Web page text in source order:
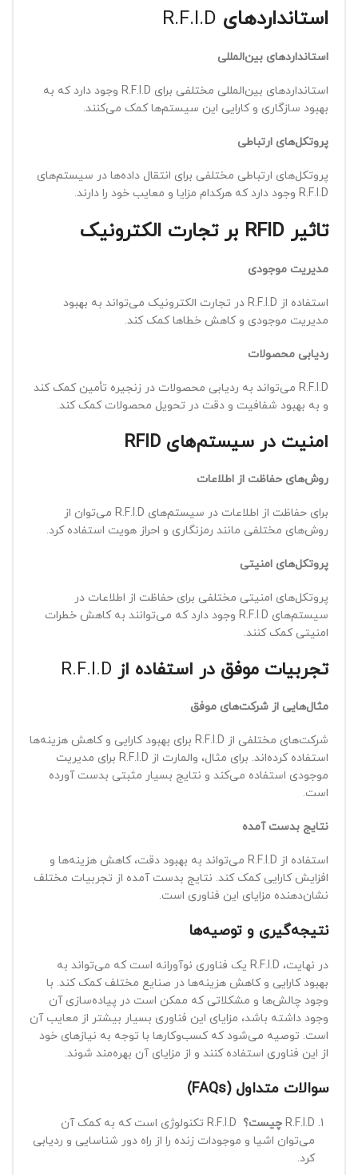
استانداردهای
استانداردهای بین‌المللی
استانداردهای بین‌المللی مختلفی برای R.F.I.D وجود دارد که به
بهبود سازگاری و کارایی این سیستم‌ها کمک می‌کنند.
پروتکل‌های ارتباطی
پروتکل‌های ارتباطی مختلفی برای انتقال داده‌ها در سیستم‌های
R.F.I.D وجود دارد که هرکدام مزایا و معایب خود را دارند.
تاثیر بر تجارت الکترونیک
مدیریت موجودی
استفاده از R.F.I.D در تجارت الکترونیک می‌تواند به بهبود
مدیریت موجودی و کاهش خطاها کمک کند.
ردیابی محصولات
R.F.I.D می‌تواند به ردیابی محصولات در زنجیره تأمین کمک کند
و به بهبود شفافیت و دقت در تحویل محصولات کمک کند.
امنیت در سیستم‌های
روش‌های حفاظت از اطلاعات
برای حفاظت از اطلاعات در سیستم‌های R.F.I.D می‌توان از
روش‌های مختلفی مانند رمزنگاری و احراز هویت استفاده کرد.
پروتکل‌های امنیتی
پروتکل‌های امنیتی مختلفی برای حفاظت از اطلاعات در
سیستم‌های R.F.I.D وجود دارد که می‌توانند به کاهش خطرات
امنیتی کمک کنند.
تجربیات موفق در استفاده از
مثال‌هایی از شرکت‌های موفق
شرکت‌های مختلفی از R.F.I.D برای بهبود کارایی و کاهش هزینه‌ها
استفاده کرده‌اند. برای مثال، والمارت از R.F.I.D برای مدیریت
موجودی استفاده می‌کند و نتایج بسیار مثبتی بدست آورده
است.
نتایج بدست آمده
استفاده از R.F.I.D می‌تواند به بهبود دقت، کاهش هزینه‌ها و
افزایش کارایی کمک کند. نتایج بدست آمده از تجربیات مختلف
نشان‌دهنده مزایای این فناوری است.
نتیجه‌گیری و توصیه‌ها
در نهایت، R.F.I.D یک فناوری نوآورانه است که می‌تواند به
بهبود کارایی و کاهش هزینه‌ها در صنایع مختلف کمک کند. با
وجود چالش‌ها و مشکلاتی که ممکن است در پیاده‌سازی آن
وجود داشته باشد، مزایای این فناوری بسیار بیشتر از معایب آن
است. توصیه می‌شود که کسب‌وکارها با توجه به نیازهای خود
از این فناوری استفاده کنند و از مزایای آن بهره‌مند شوند.
سوالات متداول (FAQs)
R.F.I.D چیست؟
R.F.I.D تکنولوژی است که به کمک آن
می‌توان اشیا و موجودات زنده را از راه دور شناسایی و ردیابی
کرد.